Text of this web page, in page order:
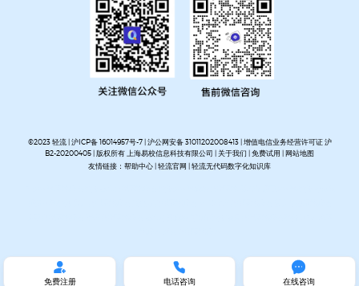
©2023 轻流 |沪ICP备 16014957号-7|沪公网安备 31011202008413| 增值电信业务经营许可证 沪
B2-20200405 | 版权所有 上海易校信息科技有限公司 |关于我们 |免费试用 |网站地图
友情链接： 帮助中心|轻流官网 |轻流无代码数字化知识库

免费注册

电话咨询

在线咨询